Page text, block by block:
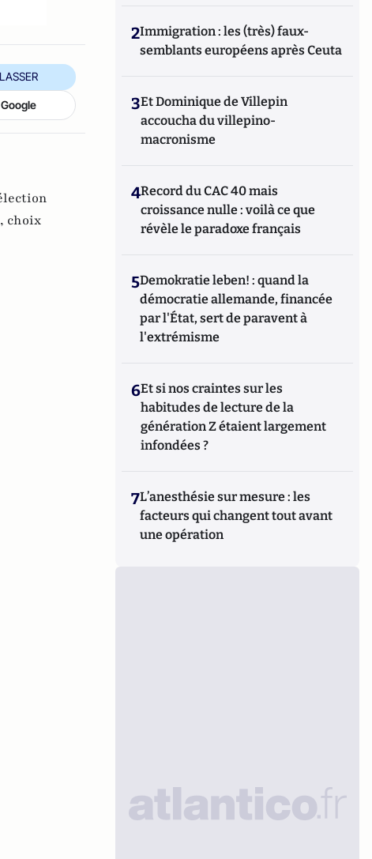
choix
2Immigration : les (très) faux-
semblants européens après Ceuta
3Et Dominique de Villepin
accoucha du villepino-
macronisme
4Record du CAC 40 mais
croissance nulle : voilà ce que
révèle le paradoxe français
5Demokratie leben! : quand la
démocratie allemande, financée
par l'État, sert de paravent à
l'extrémisme
6Et si nos craintes sur les
habitudes de lecture de la
génération Z étaient largement
infondées ?
7L’anesthésie sur mesure : les
facteurs qui changent tout avant
une opération